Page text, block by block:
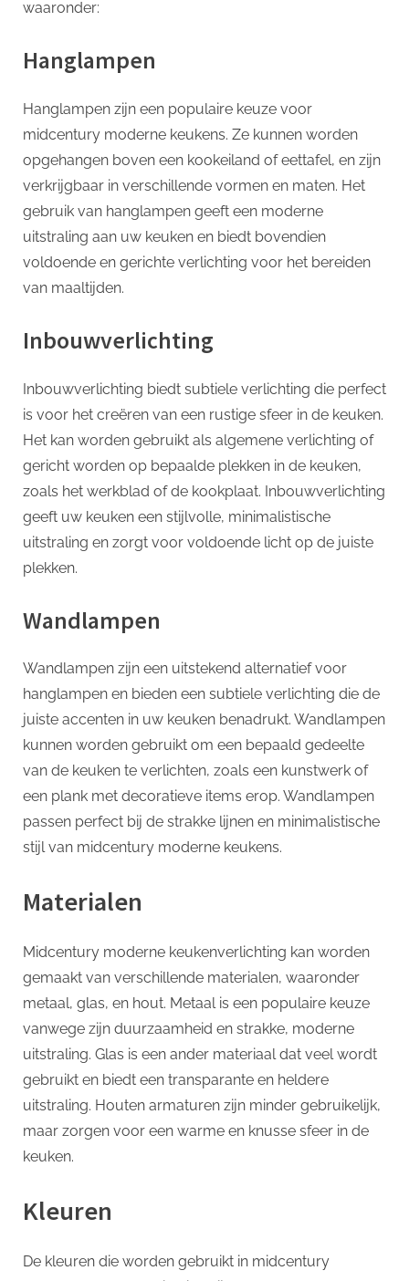
waaronder:
Hanglampen
Hanglampen zijn een populaire keuze voor
midcentury moderne keukens. Ze kunnen worden
opgehangen boven een kookeiland of eettafel, en zijn
verkrijgbaar in verschillende vormen en maten. Het
gebruik van hanglampen geeft een moderne
uitstraling aan uw keuken en biedt bovendien
voldoende en gerichte verlichting voor het bereiden
van maaltijden.
Inbouwverlichting
Inbouwverlichting biedt subtiele verlichting die perfect
is voor het creëren van een rustige sfeer in de keuken.
Het kan worden gebruikt als algemene verlichting of
gericht worden op bepaalde plekken in de keuken,
zoals het werkblad of de kookplaat. Inbouwverlichting
geeft uw keuken een stijlvolle, minimalistische
uitstraling en zorgt voor voldoende licht op de juiste
plekken.
Wandlampen
Wandlampen zijn een uitstekend alternatief voor
hanglampen en bieden een subtiele verlichting die de
juiste accenten in uw keuken benadrukt. Wandlampen
kunnen worden gebruikt om een bepaald gedeelte
van de keuken te verlichten, zoals een kunstwerk of
een plank met decoratieve items erop. Wandlampen
passen perfect bij de strakke lijnen en minimalistische
stijl van midcentury moderne keukens.
Materialen
Midcentury moderne keukenverlichting kan worden
gemaakt van verschillende materialen, waaronder
metaal, glas, en hout. Metaal is een populaire keuze
vanwege zijn duurzaamheid en strakke, moderne
uitstraling. Glas is een ander materiaal dat veel wordt
gebruikt en biedt een transparante en heldere
uitstraling. Houten armaturen zijn minder gebruikelijk,
maar zorgen voor een warme en knusse sfeer in de
keuken.
Kleuren
De kleuren die worden gebruikt in midcentury